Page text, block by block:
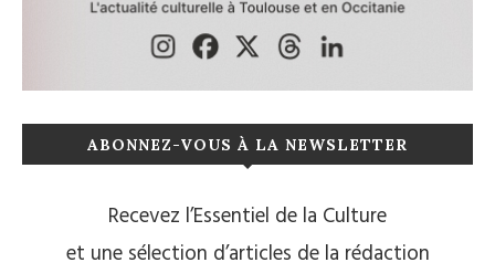
ABONNEZ-VOUS À LA NEWSLETTER
Recevez l’Essentiel de la Culture
et une sélection d’articles de la rédaction